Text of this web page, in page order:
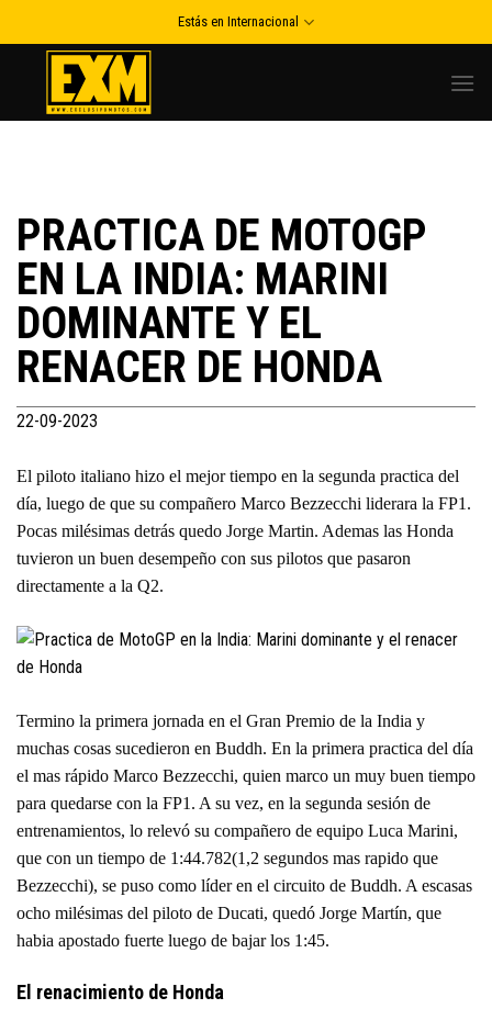
to
Estás en Internacional
PRACTICA DE MOTOGP
EN LA INDIA: MARINI
DOMINANTE Y EL
RENACER DE HONDA
22-09-2023
El piloto italiano hizo el mejor tiempo en la segunda practica del
día, luego de que su compañero Marco Bezzecchi liderara la FP1.
Pocas milésimas detrás quedo Jorge Martin. Ademas las Honda
tuvieron un buen desempeño con sus pilotos que pasaron
directamente a la Q2.
Termino la primera jornada en el Gran Premio de la India y
muchas cosas sucedieron en Buddh. En la primera practica del día
el mas rápido Marco Bezzecchi, quien marco un muy buen tiempo
para quedarse con la FP1. A su vez, en la segunda sesión de
entrenamientos, lo relevó su compañero de equipo Luca Marini,
que con un tiempo de 1:44.782(1,2 segundos mas rapido que
Bezzecchi), se puso como líder en el circuito de Buddh. A escasas
ocho milésimas del piloto de Ducati, quedó Jorge Martín, que
habia apostado fuerte luego de bajar los 1:45.
El renacimiento de Honda